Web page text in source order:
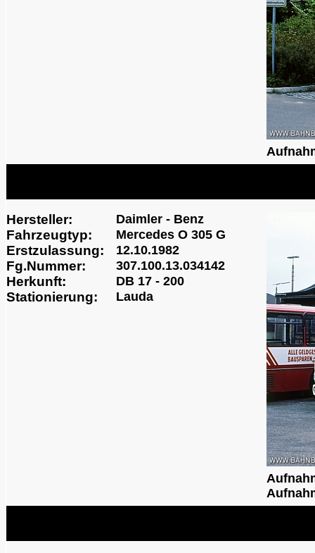
Hersteller: Daimler - Benz
Fahrzeugtyp: Mercedes O 305 G
Erstzulassung: 12.10.1982
Fg.Nummer: 307.100.13.034142
Herkunft: DB 17 - 200
Stationierung: Lauda